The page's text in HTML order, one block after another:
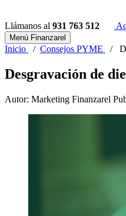
Llámanos al 931 763 512
Menú Finanzarel
Inicio / Consejos PYME /
Desgravación de
Autor: Marketing Finanzarel